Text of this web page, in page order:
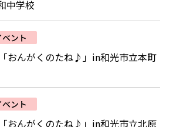
中学校
ベント
おんがくのたね♪」in和光市立本町
ベント
おんがくのたね♪」in和光市立北原